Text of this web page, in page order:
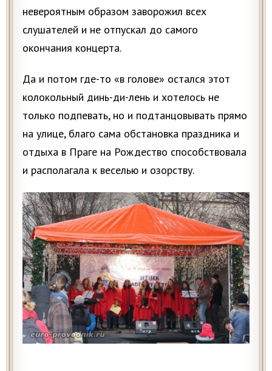
невероятным образом заворожил всех
слушателей и не отпускал до самого
окончания концерта.
Да и потом где-то «в голове» остался этот
колокольный динь-ди-лень и хотелось не
только подпевать, но и подтанцовывать прямо
на улице, благо сама обстановка праздника и
отдыха в Праге на Рождество способствовала
и располагала к веселью и озорству.